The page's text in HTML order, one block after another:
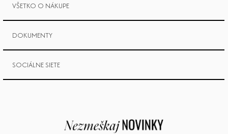
VŠETKO O NÁKUPE
DOKUMENTY
SOCIÁLNE SIETE